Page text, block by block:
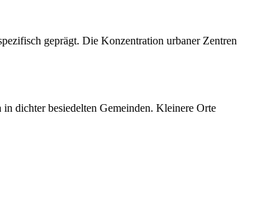
geprägt. Die Konzentration urbaner Zentren
dichter besiedelten Gemeinden. Kleinere Orte